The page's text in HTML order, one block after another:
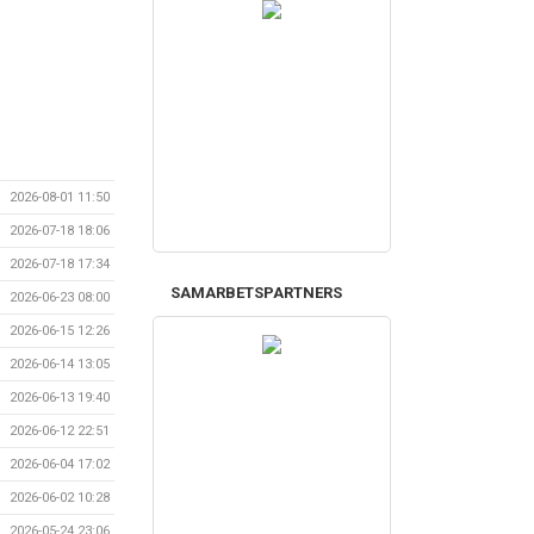
2026-08-01 11:50
2026-07-18 18:06
2026-07-18 17:34
2026-06-23 08:00
2026-06-15 12:26
2026-06-14 13:05
2026-06-13 19:40
2026-06-12 22:51
2026-06-04 17:02
2026-06-02 10:28
SAMARBETSPARTNERS